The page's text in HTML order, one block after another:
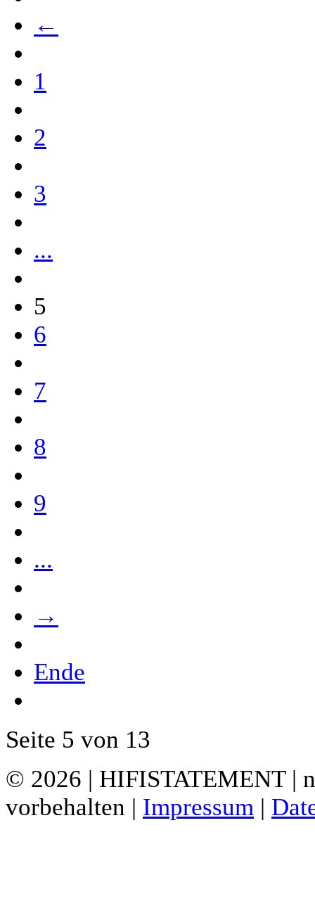
←
1
2
3
...
5
6
7
8
9
...
→
Ende
Seite 5 von 13
© 2026 | HIFISTATEMENT |
vorbehalten | Impressum |